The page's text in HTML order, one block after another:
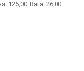
126,00, Вага: 26,00